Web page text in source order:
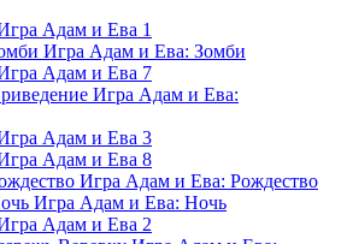
Адам и Ева 1
Игра Адам и Ева: Зомби
Адам и Ева 7
Игра Адам и Ева:
Адам и Ева 3
Адам и Ева 8
Игра Адам и Ева: Рождество
Игра Адам и Ева: Ночь
Адам и Ева 2